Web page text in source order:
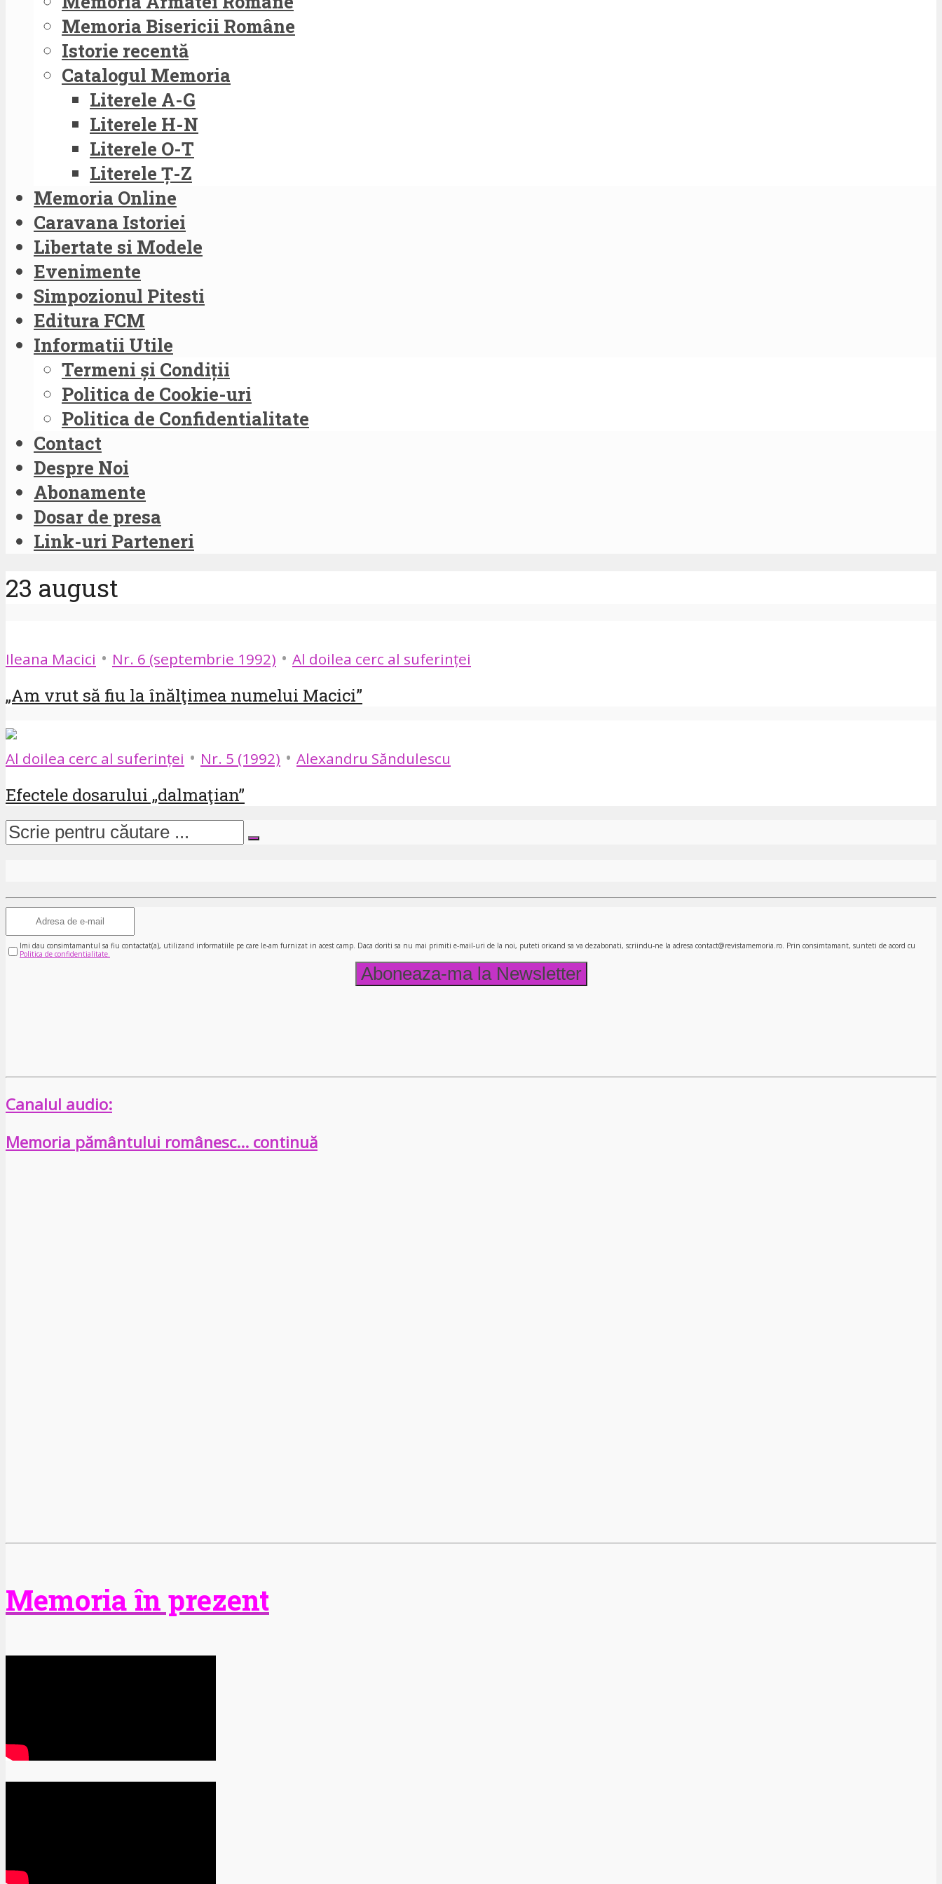
Memoria Bisericii Române
Istorie recentă
Catalogul Memoria
Literele A-G
Literele H-N
Literele O-T
Literele Ț-Z
Memoria Online
Caravana Istoriei
Libertate si Modele
Evenimente
Simpozionul Pitesti
Editura FCM
Informatii Utile
Termeni și Condiții
Politica de Cookie-uri
Politica de Confidentialitate
Contact
Despre Noi
Abonamente
Dosar de presa
Link-uri Parteneri
23 august
Ileana Macici • Nr. 6 (septembrie 1992) • Al doilea cerc al suferinței
„Am vrut să fiu la înălţimea numelui Macici”
Al doilea cerc al suferinței • Nr. 5 (1992) • Alexandru Săndulescu
Efectele dosarului „dalmaţian”
Imi dau consimtamantul sa fiu contactat(a), utilizand informatiile pe care le-am furnizat in acest camp. Daca doriti sa nu mai primiti e-mail-uri de la noi, puteti oricand sa va dezabonati, scriindu-ne la adresa contact@revistamemoria.ro. Prin consimtamant, sunteti de acord cu
Politica de confidentialitate.
Canalul audio:
Memoria pământului românesc… continuă
Memoria în prezent